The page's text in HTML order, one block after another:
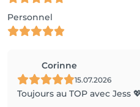
Personnel
Corinne
15.07.2026
Toujours au TOP avec Jess